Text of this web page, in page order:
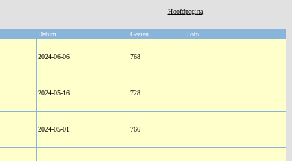
Hoofdpagina
Datum Gezien Foto
2024-06-06 768
2024-05-16 728
2024-05-01 766